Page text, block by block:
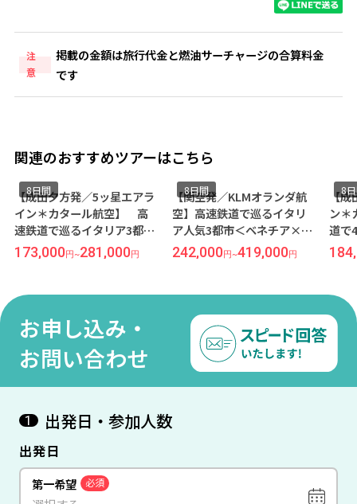
注
意
掲載の金額は旅行代金と燃油サーチャージの合算料金
です
関連のおすすめツアーはこちら
【成田夕方発／5ッ星エアラ
イン＊カタール航空】 高
速鉄道で巡るイタリア3都市
＜ローマ×フィレンツェ×
ベネチア＞8日間（価格重視
8日間
173,000円~281,000円
【関空発／KLMオランダ航
空】高速鉄道で巡るイタリ
ア人気3都市＜ベネチア×フ
ィレンツェ×ローマ＞8日間
（価格重視ホテル利用）
8日間
242,000円~419,000円
【
ン＊
道で
フリ
ー
重視
8
お申し込み・
お問い合わせ
1 出発日・参加人数
出発日
第一希望 必須